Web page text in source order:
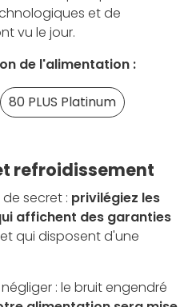
et de
vu le jour.
de l'alimentation :
80 PLUS Platinum
refroidissement
secret : privilégiez les
affichent des garanties
qui disposent d'une
: le bruit engendré